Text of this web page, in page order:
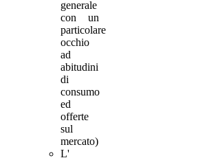
generale
con un
particolare
occhio
ad
abitudini
di
consumo
ed
offerte
sul
mercato)
L'